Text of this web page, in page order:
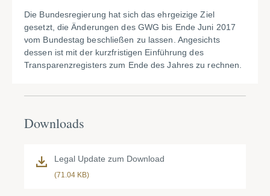
Die Bundesregierung hat sich das ehrgeizige Ziel
gesetzt, die Änderungen des GWG bis Ende Juni 2017
vom Bundestag beschließen zu lassen. Angesichts
dessen ist mit der kurzfristigen Einführung des
Transparenzregisters zum Ende des Jahres zu rechnen.
Downloads
Legal Update zum Download
(71.04 KB)